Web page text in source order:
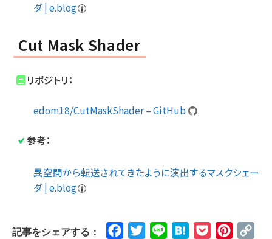
ダ | e.blog
Cut Mask Shader
リポジトリ：
edom18/CutMaskShader – GitHub
参考：
異空間から転送されてきたように演出するマスクシェー
ダ | e.blog
記事をシェアする： FacebookTwitterLine HatenaPocket